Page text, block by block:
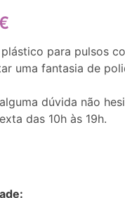
para pulsos
uma fantasia de
dúvida não
das 10h às 19h.